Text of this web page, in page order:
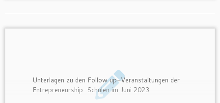
Unterlagen zu den Follow up-Veranstaltungen der
Entrepreneurship-Schulen im Juni 2023